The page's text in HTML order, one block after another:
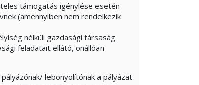
támogatás igénylése esetén
(amennyiben nem rendelkezik
nélküli gazdasági társaság
feladatait ellátó, önállóan
lebonyolítónak a pályázat